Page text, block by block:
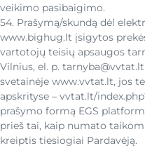
veikimo pasibaigimo.
54. Prašymą/skundą dėl
www.bighug.lt įsigytos
vartotojų teisių apsaugos
Vilnius, el. p.
svetainėje www.vvtat.lt, jos
apskrityse – vvtat.lt/
prašymo formą EGS
prieš tai, kaip numato
kreiptis tiesiogiai Pardavėją.